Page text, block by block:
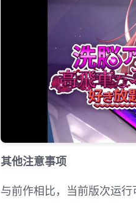
其他注意事项
与前作相比，当前版次运